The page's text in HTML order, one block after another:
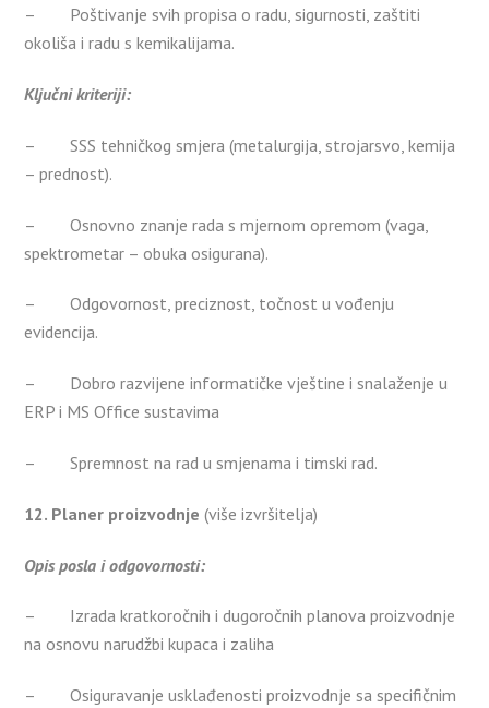
– Poštivanje svih propisa o radu, sigurnosti, zaštiti
okoliša i radu s kemikalijama.
Ključni kriteriji:
– SSS tehničkog smjera (metalurgija, strojarsvo, kemija
– prednost).
– Osnovno znanje rada s mjernom opremom (vaga,
spektrometar – obuka osigurana).
– Odgovornost, preciznost, točnost u vođenju
evidencija.
– Dobro razvijene informatičke vještine i snalaženje u
ERP i MS Office sustavima
– Spremnost na rad u smjenama i timski rad.
12. Planer proizvodnje (više izvršitelja)
Opis posla i odgovornosti:
– Izrada kratkoročnih i dugoročnih planova proizvodnje
na osnovu narudžbi kupaca i zaliha
– Osiguravanje usklađenosti proizvodnje sa specifičnim